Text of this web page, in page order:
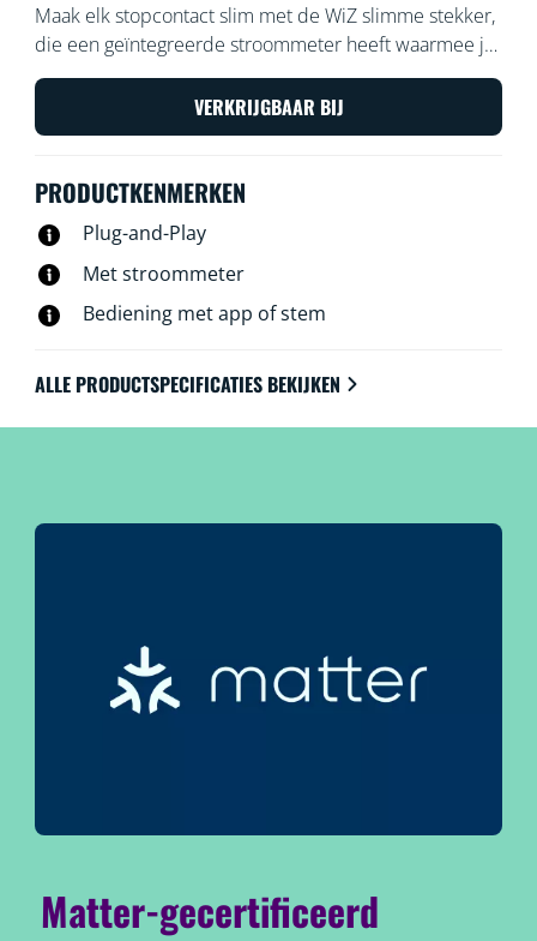
Maak elk stopcontact slim met de WiZ slimme stekker,
die een geïntegreerde stroommeter heeft waarmee je
meet hoeveel stroom het stopcontact verbruikt.
Bedien de stekker met de WiZ app of je stem: zet
bijvoorbeeld de favoriete traditionele lamp met één tik
VERKRIJGBAAR BIJ
PRODUCTKENMERKEN
Plug-and-Play
Met stroommeter
Bediening met app of stem
ALLE PRODUCTSPECIFICATIES BEKIJKEN
Matter-gecertificeerd